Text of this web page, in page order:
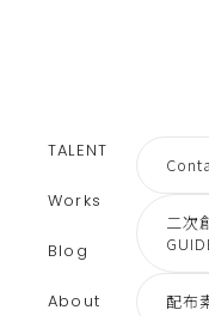
TALENT
Works
Blog
About
二次
配布